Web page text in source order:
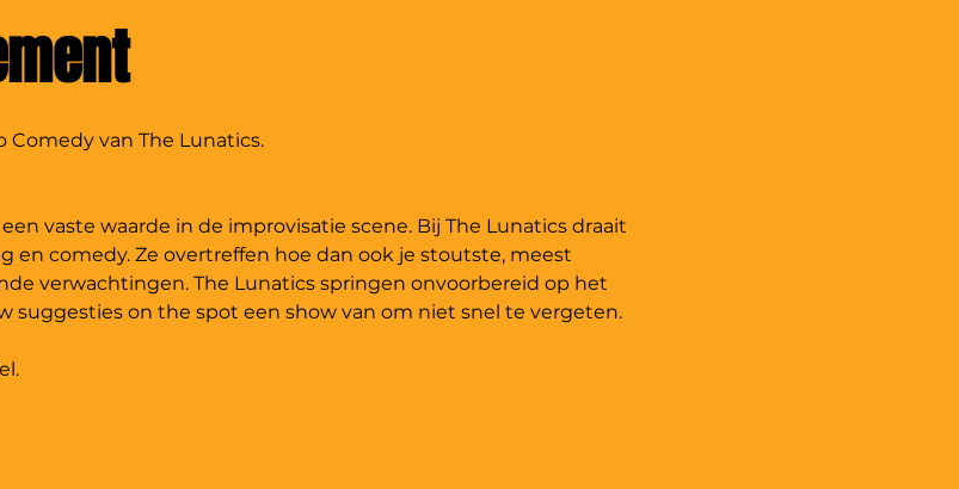
van The Lunatics.
vaste waarde in de improvisatie scene. Bij The Lunatics draait
en comedy. Ze overtreffen hoe dan ook je stoutste, meest
verwachtingen. The Lunatics springen onvoorbereid op het
suggesties on the spot een show van om niet snel te vergeten.